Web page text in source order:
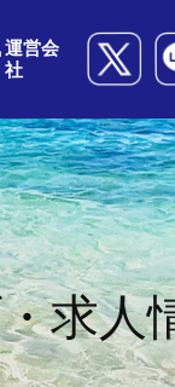
運営会
社
求人